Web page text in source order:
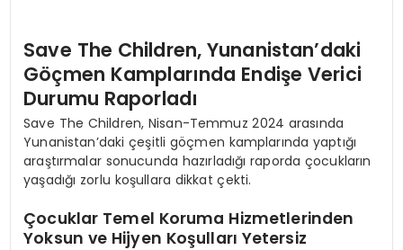
Save The Children, Yunanistan’daki
Göçmen Kamplarında Endişe Verici
Durumu Raporladı
Save The Children, Nisan-Temmuz 2024 arasında
Yunanistan’daki çeşitli göçmen kamplarında yaptığı
araştırmalar sonucunda hazırladığı raporda çocukların
yaşadığı zorlu koşullara dikkat çekti.
Çocuklar Temel Koruma Hizmetlerinden
Yoksun ve Hijyen Koşulları Yetersiz